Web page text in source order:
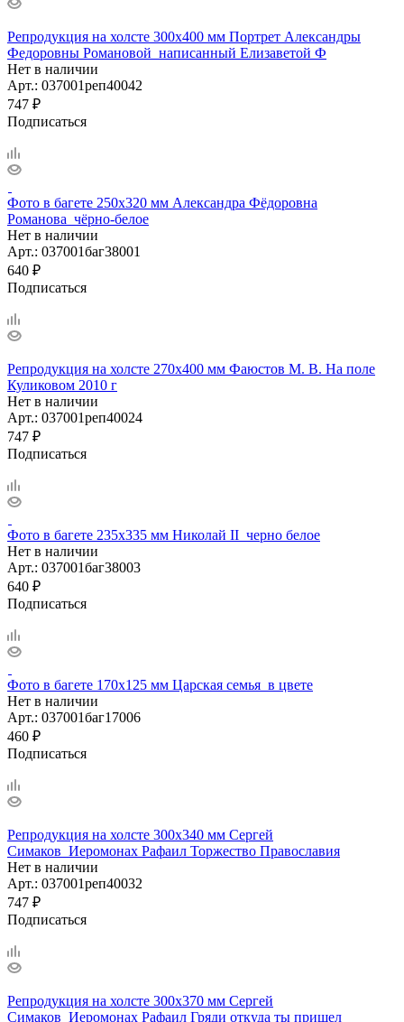
Репродукция на холсте 300х400 мм Портрет Александры
Федоровны Романовой_написанный Елизаветой Ф
Нет в наличии
Арт.: 037001реп40042
747 ₽
Подписаться
Фото в багете 250х320 мм Александра Фёдоровна
Романова_чёрно-белое
Нет в наличии
Арт.: 037001баг38001
640 ₽
Подписаться
Репродукция на холсте 270х400 мм Фаюстов М. В. На поле
Куликовом 2010 г
Нет в наличии
Арт.: 037001реп40024
747 ₽
Подписаться
Фото в багете 235х335 мм Николай II_черно белое
Нет в наличии
Арт.: 037001баг38003
640 ₽
Подписаться
Фото в багете 170х125 мм Царская семья_в цвете
Нет в наличии
Арт.: 037001баг17006
460 ₽
Подписаться
Репродукция на холсте 300х340 мм Сергей
Симаков_Иеромонах Рафаил Торжество Православия
Нет в наличии
Арт.: 037001реп40032
747 ₽
Подписаться
Репродукция на холсте 300х370 мм Сергей
Симаков_Иеромонах Рафаил Гряди откуда ты пришел